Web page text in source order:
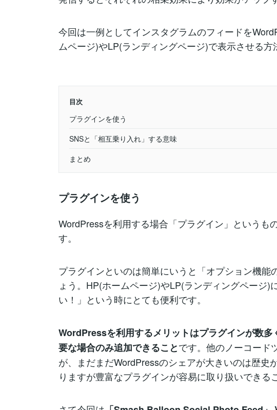
今回は一例としてインスタグラムのフィードを
ムページ)やLP(ランディングページ)で表示させる方
目次
プラグインを使う
SNSと「相互乗り入れ」する意味
まとめ
プラグインを使う
WordPressを利用する場合「プラグイン」というも
す。
プラグインといのは簡単にいうと「オプション機能
ょう。HP(ホームページ)やLP(ランディングページ)
い！」という時にとても便利です。
WordPressを利用するメリットはプラグインが数多
要な場合のみ追加できることです。他のノーコード
が、まだまだWordPressのシェアが大きいのは歴史
りますが豊富なプラグインが容易に取り扱いできる